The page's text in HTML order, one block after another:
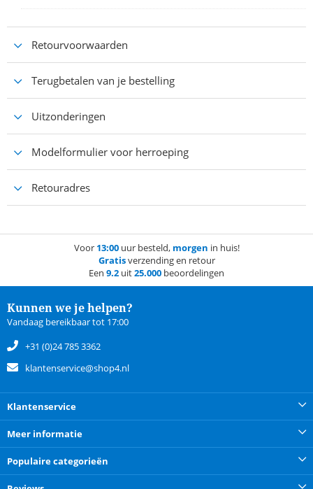
Retourvoorwaarden
Terugbetalen van je bestelling
Uitzonderingen
Modelformulier voor herroeping
Retouradres
Voor 13:00uur besteld, morgen in huis!
Gratisverzending en retour
Een 9.2 uit25.000 beoordelingen
Kunnen we je helpen?
Vandaag bereikbaar tot 17:00
+31 (0)24 785 3362
klantenservice@shop4.nl
Klantenservice
Meer informatie
Populaire categorieën